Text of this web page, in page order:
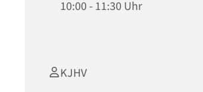
10:00 - 11:30 Uhr
KJHV